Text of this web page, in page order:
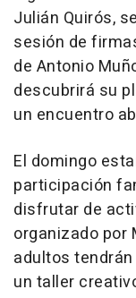
Julián Quirós,
sesión de
de Antonio
descubrirá su
un encuentro
El domingo
participación
disfrutar de
organizado por
adultos
un taller